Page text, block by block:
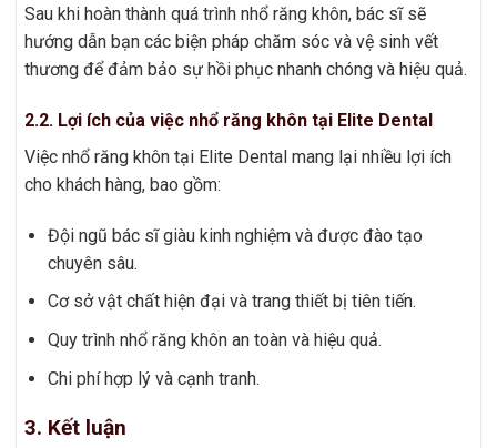
Sau khi hoàn thành quá trình nhổ răng khôn, bác sĩ sẽ
hướng dẫn bạn các biện pháp chăm sóc và vệ sinh vết
thương để đảm bảo sự hồi phục nhanh chóng và hiệu quả.
2.2. Lợi ích của việc nhổ răng khôn tại Elite Dental
Việc nhổ răng khôn tại Elite Dental mang lại nhiều lợi ích
cho khách hàng, bao gồm:
Đội ngũ bác sĩ giàu kinh nghiệm và được đào tạo
chuyên sâu.
Cơ sở vật chất hiện đại và trang thiết bị tiên tiến.
Quy trình nhổ răng khôn an toàn và hiệu quả.
Chi phí hợp lý và cạnh tranh.
3. Kết luận